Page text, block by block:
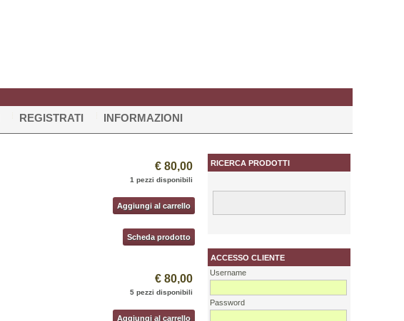
REGISTRATI INFORMAZIONI
€ 80,00
1 pezzi disponibili
Aggiungi al carrello
Scheda prodotto
€ 80,00
5 pezzi disponibili
Aggiungi al carrello
RICERCA PRODOTTI
ACCESSO CLIENTE
Username
Password